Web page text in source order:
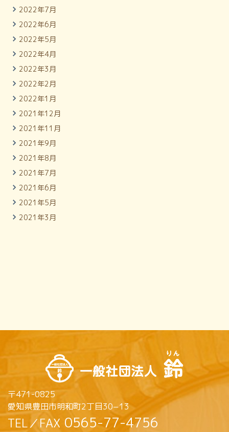
2022年7月
2022年6月
2022年5月
2022年4月
2022年3月
2022年2月
2022年1月
2021年12月
2021年11月
2021年9月
2021年8月
2021年7月
2021年6月
2021年5月
2021年3月
〒471-0825
愛知県豊田市明和町2丁目30−13
TEL／FAX 0565-77-4756